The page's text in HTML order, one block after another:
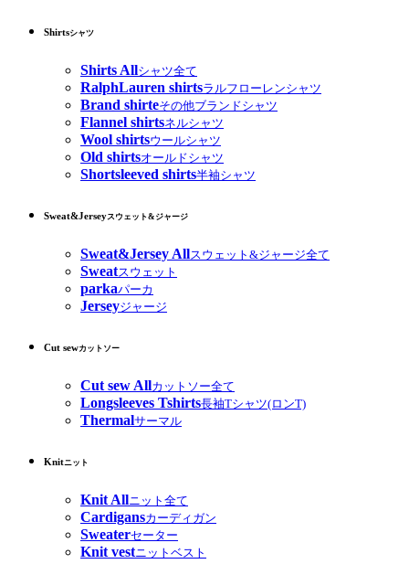
Shirtsシャツ
Shirts Allシャツ全て
RalphLauren shirtsラルフローレンシャツ
Brand shirteその他ブランドシャツ
Flannel shirtsネルシャツ
Wool shirtsウールシャツ
Old shirtsオールドシャツ
Shortsleeved shirts半袖シャツ
Sweat&Jerseyスウェット&ジャージ
Sweat&Jersey Allスウェット&ジャージ全て
Sweatスウェット
parkaパーカ
Jerseyジャージ
Cut sewカットソー
Cut sew Allカットソー全て
Longsleeves Tshirts長袖Tシャツ(ロンT)
Thermalサーマル
Knitニット
Knit Allニット全て
Cardigansカーディガン
Sweaterセーター
Knit vestニットベスト